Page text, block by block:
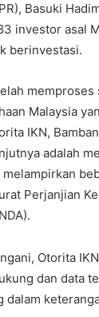
Basuki
investor asal
berinvestasi.
memproses
Malaysia
IKN,
adalah
Perjanjian
Otorita
dan data
dalam